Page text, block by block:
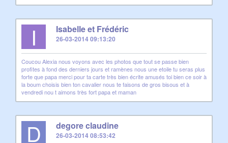
I Isabelle et Frédéric
26-03-2014 09:13:20
Coucou Alexia nous voyons avec les photos que tout se passe bien
profites à fond des derniers jours et ramènes nous une etoile tu seras plus
forte que papa merci pour ta carte très bien écrite amusés toi bien ce soir à
la boum choisis bien ton cavalier nous te faisons de gros bisous et à
vendredi nou t aimons très fort papa et maman
D degore claudine
26-03-2014 08:53:42